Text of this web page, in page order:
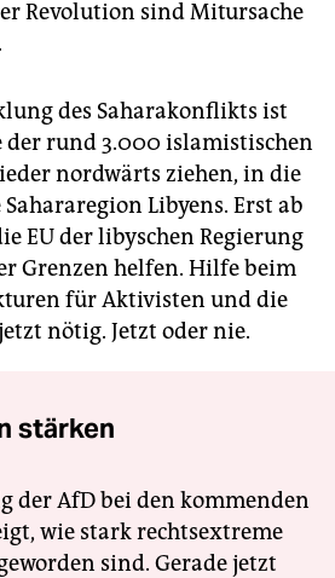
Revolution sind Mitursache
des Saharakonflikts ist
der rund 3.000 islamistischen
nordwärts ziehen, in die
Libyens. Erst ab
EU der libyschen Regierung
Grenzen helfen. Hilfe beim
für Aktivisten und die
nötig. Jetzt oder nie.
stärken
der AfD bei den kommenden
wie stark rechtsextreme
sind. Gerade jetzt